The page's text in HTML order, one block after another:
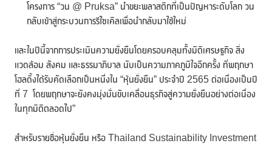
โครงการ “วน @ Pruksa” นำขยะพลาสติกที่เป็นปัญหาระดับโลก วน
กลับเข้าสู่กระบวนการรีไซเคิลเพื่อนำกลับมาใช้ใหม่
และในปีนี้จากการประเมินความยั่งยืนโดยครอบคลุมทั้งมิติเศรษฐกิจ สิ่ง
แวดล้อม สังคม และธรรมาภิบาล นับเป็นความภาคภูมิใจอีกครั้ง ที่พฤกษา
โฮลดิ้งได้รับคัดเลือกเป็นหนึ่งใน “หุ้นยั่งยืน” ประจำปี 2565 ต่อเนื่องเป็นปี
ที่ 7 โดยพฤกษาจะยังคงมุ่งมั่นขับเคลื่อนธุรกิจสู่ความยั่งยืนอย่างต่อเนื่อง
ในทุกมิติตลอดไป”
สำหรับรายชื่อหุ้นยั่งยืน หรือ Thailand Sustainability Investment